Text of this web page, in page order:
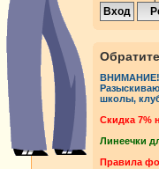
школы,
Cкидка 7%
Линеечки
Правила